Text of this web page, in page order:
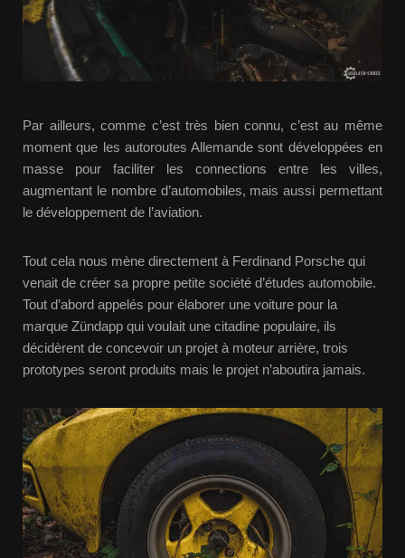
Par ailleurs, comme c’est très bien connu, c’est au même
moment que les autoroutes Allemande sont développées en
masse pour faciliter les connections entre les villes,
augmentant le nombre d’automobiles, mais aussi permettant
le développement de l’aviation.
Tout cela nous mène directement à Ferdinand Porsche qui
venait de créer sa propre petite société d’études automobile.
Tout d’abord appelés pour élaborer une voiture pour la
marque Zündapp qui voulait une citadine populaire, ils
décidèrent de concevoir un projet à moteur arrière, trois
prototypes seront produits mais le projet n’aboutira jamais.